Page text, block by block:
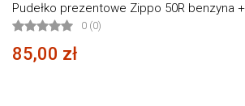
Pudełko prezentowe Zippo 50R benzyna
0 (0)
85,00 zł